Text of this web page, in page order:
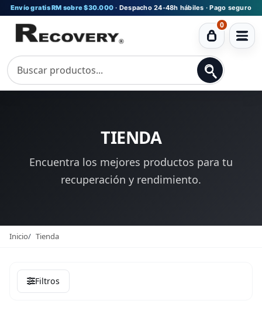
Envío gratis RM sobre $30.000 · Despacho 24-48h hábiles · Pago seguro
Ver
0
TIENDA
Encuentra los mejores productos para tu
recuperación y rendimiento.
Inicio Tienda
Filtros